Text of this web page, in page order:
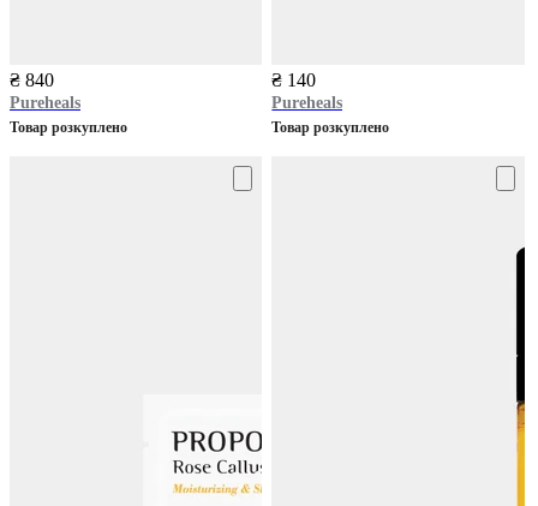
₴ 840
Pureheals
Товар розкуплено
₴ 140
Pureheals
Товар розкуплено